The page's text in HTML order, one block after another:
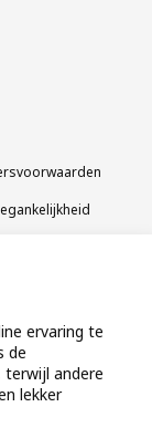
ervaring te
de
andere
lekker